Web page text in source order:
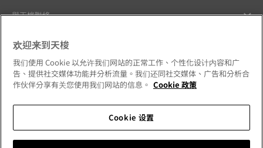
與天梭聯絡
Our commitments
Hong Kong SAR•香港特別行政區
Change country
欢迎来到天梭
我们使用 Cookie 以允许我们网站的正常工作、个性化设计内容和广
告、提供社交媒体功能并分析流量。我们还同社交媒体、广告和分析合
作伙伴分享有关您使用我们网站的信息。 Cookie 政策
Cookie 设置